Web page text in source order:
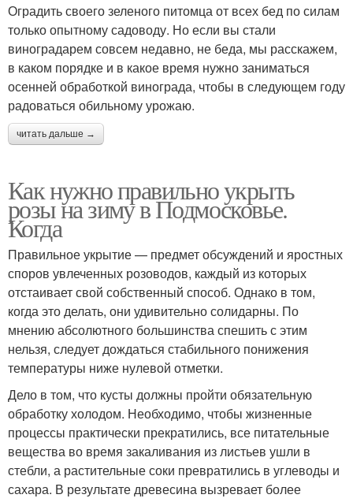
Оградить своего зеленого питомца от всех бед по силам
только опытному садоводу. Но если вы стали
виноградарем совсем недавно, не беда, мы расскажем,
в каком порядке и в какое время нужно заниматься
осенней обработкой винограда, чтобы в следующем году
радоваться обильному урожаю.
читать дальше →
Как нужно правильно укрыть
розы на зиму в Подмосковье.
Когда
Правильное укрытие — предмет обсуждений и яростных
споров увлеченных розоводов, каждый из которых
отстаивает свой собственный способ. Однако в том,
когда это делать, они удивительно солидарны. По
мнению абсолютного большинства спешить с этим
нельзя, следует дождаться стабильного понижения
температуры ниже нулевой отметки.
Дело в том, что кусты должны пройти обязательную
обработку холодом. Необходимо, чтобы жизненные
процессы практически прекратились, все питательные
вещества во время закаливания из листьев ушли в
стебли, а растительные соки превратились в углеводы и
сахара. В результате древесина вызревает более